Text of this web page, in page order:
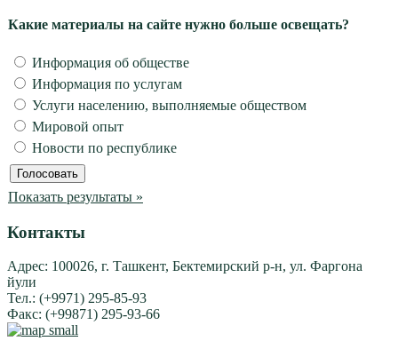
Какие материалы на сайте нужно больше освещать?
Информация об обществе
Информация по услугам
Услуги населению, выполняемые обществом
Мировой опыт
Новости по республике
Показать результаты »
Контакты
Адрес: 100026, г. Ташкент, Бектемирский р-н, ул. Фаргона
йули
Тел.: (+9971) 295-85-93
Факс: (+99871) 295-93-66